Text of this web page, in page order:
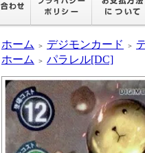
ホーム ＞ デジモンカード ＞
ホーム
＞ パラレル[DC]